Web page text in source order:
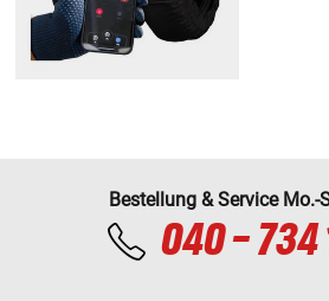
Bestellung & Service Mo.-
040 - 734